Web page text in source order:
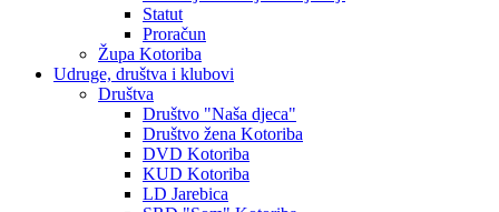
Statut
Proračun
Župa Kotoriba
Udruge, društva i klubovi
Društva
Društvo "Naša djeca"
Društvo žena Kotoriba
DVD Kotoriba
KUD Kotoriba
LD Jarebica